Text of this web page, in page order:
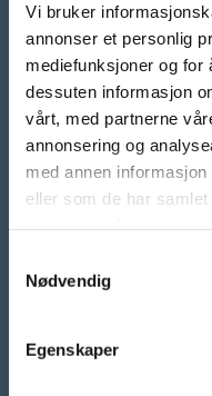
Vi bruker
annonser et personlig
mediefunksjoner og for
dessuten informasjon
vårt, med partnerne
annonsering og
med annen informasjon
eller som de har
Nødvendig
Egenskaper
©Parat
- din
Org.nr. 971 480 270
Parats presserom
RSS nyhetsstrøm
Våre